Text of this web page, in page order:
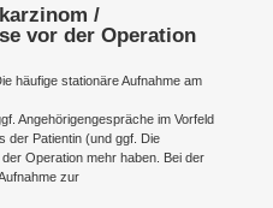
/
vor der Operation
häufige stationäre Aufnahme am
Angehörigengespräche im Vorfeld
der Patientin (und ggf. Die
Operation mehr haben. Bei der
zur